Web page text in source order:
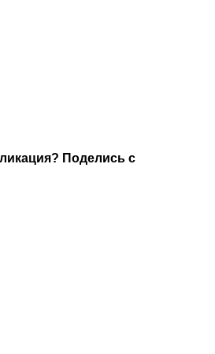
Поделись с